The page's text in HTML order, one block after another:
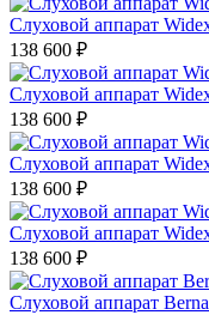
Слуховой аппарат
138 600 ₽
Слуховой аппарат
138 600 ₽
Слуховой аппарат
138 600 ₽
Слуховой аппарат
138 600 ₽
Слуховой аппарат